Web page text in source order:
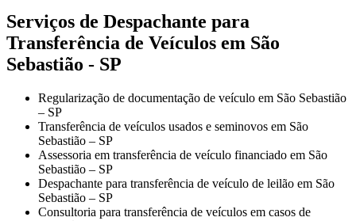
Serviços de Despachante para
Transferência de Veículos em São
Sebastião - SP
Regularização de documentação de veículo em São Sebastião
– SP
Transferência de veículos usados e seminovos em São
Sebastião – SP
Assessoria em transferência de veículo financiado em São
Sebastião – SP
Despachante para transferência de veículo de leilão em São
Sebastião – SP
Consultoria para transferência de veículos em casos de